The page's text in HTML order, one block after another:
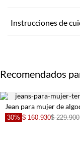
Instrucciones de
Recomendados
30% $ 160.930$ 229.900